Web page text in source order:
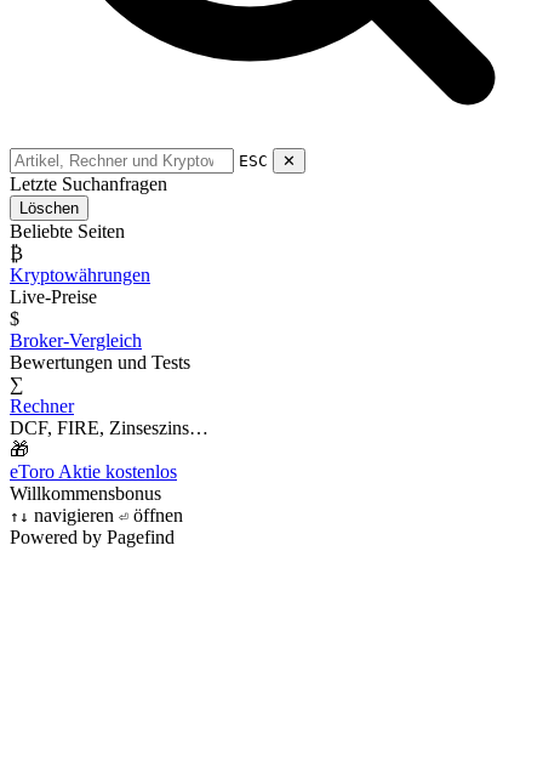
ESC ✕
Letzte Suchanfragen
Löschen
Beliebte Seiten
₿
Kryptowährungen
Live-Preise
$
Broker-Vergleich
Bewertungen und Tests
∑
Rechner
DCF, FIRE, Zinseszins…
🎁
eToro Aktie kostenlos
Willkommensbonus
↑ ↓ navigieren ⏎ öffnen
Powered by Pagefind